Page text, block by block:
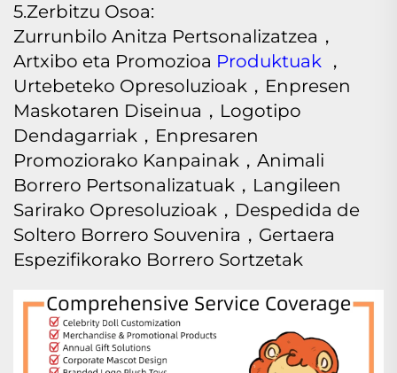
5.Zerbitzu Osoa:
Zurrunbilo Anitza Pertsonalizatzea，
Artxibo eta Promozioa Produktuak ，
Urtebeteko Opresoluzioak，Enpresen
Maskotaren Diseinua，Logotipo
Dendagarriak，Enpresaren
Promoziorako Kanpainak，Animali
Borrero Pertsonalizatuak，Langileen
Sarirako Opresoluzioak，Despedida de
Soltero Borrero Souvenira，Gertaera
Espezifikorako Borrero Sortzetak